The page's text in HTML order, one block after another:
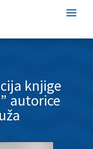
knjige
autorice